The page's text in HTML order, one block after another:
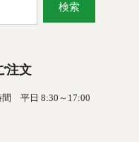
検索
注文
間 平日 8:30～17:00